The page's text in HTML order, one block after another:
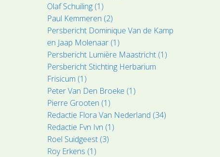
Olaf Schuiling (1)
Paul Kemmeren (2)
Persbericht Dominique Van de Kamp
en Jaap Molenaar (1)
Persbericht Lumière Maastricht (1)
Persbericht Stichting Herbarium
Frisicum (1)
Peter Van Den Broeke (1)
Pierre Grooten (1)
Redactie Flora Van Nederland (34)
Redactie Fvn Ivn (1)
Roel Suidgeest (3)
Roy Erkens (1)